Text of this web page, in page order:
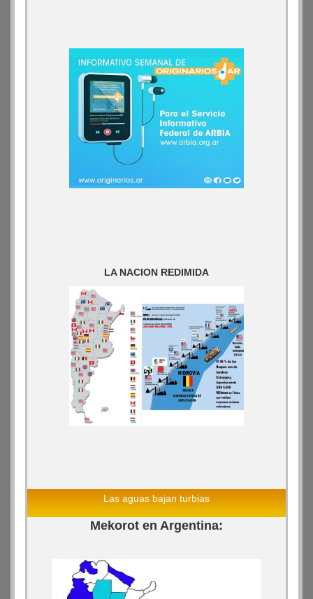
LA NACION REDIMIDA
Las aguas bajan turbias
Mekorot en Argentina: